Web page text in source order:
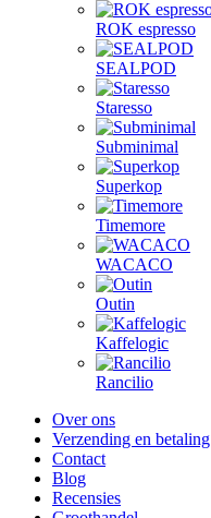
ROK espresso
SEALPOD
Staresso
Subminimal
Superkop
Timemore
WACACO
Outin
Kaffelogic
Rancilio
Over ons
Verzending en betaling
Contact
Blog
Recensies